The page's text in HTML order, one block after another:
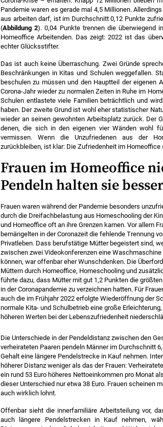
Geschlecht, Alter, Einkommen,
Quelle: Eigene Berechnungen auf Grundlage
Pandemie waren es gerade mal 4,5 Millionen.
aus arbeiten darf, ist im Durchschnitt 0,12 Punkte
(Abbildung 2). 0,04 Punkte trennen die überwiegend
Homeoffice Arbeitenden. Das zeigt: 2022 ist das
echter Glücksstifter.
Das ist auch keine Überraschung. Zwei Gründe
Beschränkungen in Kitas und Schulen weggefallen.
beschulen zu müssen und den Hauptteil der eigenen
Corona-Jahr wieder zu normalen Zeiten in Ruhe im
Schulen entlastete viele Familien beträchtlich und
haben. Der zweite Grund ist wohl eher statistischer
wieder an seinen gewohnten Arbeitsplatz zurück. Der
denen, die sich in den eigenen vier Wänden wohl
vermissen. Wenn die Unzufriedenen aus der
zurückbleiben, ist klar: Die Zufriedenheit im Homeoffice
Frauen im Homeoffice
Pendeln halten sie
Frauen waren während der Pandemie besonders
durch die Dreifachbelastung aus Homeschooling der
und Homeoffice oft an ihre Grenzen kamen. Vor allem
bemängelten in der Coronazeit die fehlende Trennung
Privatleben. Dass berufstätige Mütter begeistert sind,
zwischen zwei Videokonferenzen eine
können, war offenbar eher Wunschdenken. Die
Müttern durch Homeoffice, Homeschooling und
führte dazu, dass Mütter mit gut 1,2 Punkten die
in der Coronapandemie zu verzeichnen hatten. Für
auch die im Frühjahr 2022 erfolgte Wiederöffnung der
normale Kita- und Schulbetrieb eine große
höheren Werten bei der Lebenszufriedenheit
Die Unterschiede in der Pendeldistanz zwischen den
verheirateten Paaren pendeln Männer im Durchschnitt
Gehalt eine längere Pendelstrecke in Kauf nehmen.
höherer Distanz weniger als das der Frauen:
ein rund 53 Euro höheres Nettoeinkommen pro Monat
dieser Unterschied nur etwa 38 Euro. Frauen scheinen
auch wirklich lohnt.
Offenbar sieht die innerfamiliäre Arbeitsteilung vor,
auch längere Pendelstrecken in Kauf nehmen,